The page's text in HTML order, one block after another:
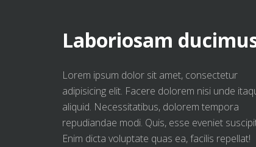
Laboriosam
Lorem ipsum dolor sit amet, consectetur
adipisicing elit. Facere dolorem nisi unde
aliquid. Necessitatibus, dolorem tempora
repudiandae modi. Quis, esse eveniet
Enim dicta voluptate quas ea, facilis repellat!